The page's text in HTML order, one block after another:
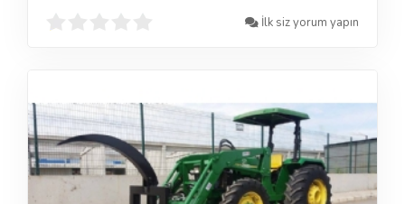
İlk siz yorum yapın